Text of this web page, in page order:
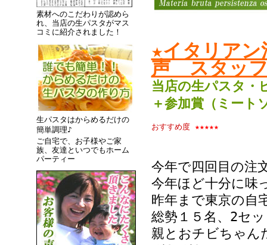
素材へのこだわりが認めら
れ、当店の生パスタがマス
コミに紹介されました！
生パスタはからめるだけの
簡単調理♪
ご自宅で、お子様やご家
族、友達といつでもホーム
パーティー
★イタリア
声 スタッ
当店の生パスタ・
＋参加賞（ミート
おすすめ度★★★★★
今年で四回目の注
今年ほど十分に味
昨年まで東京の自
総勢１５名、2セ
親とおチビちゃん